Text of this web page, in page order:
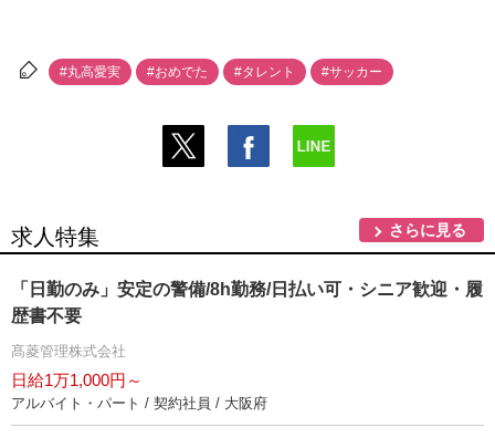
#丸高愛実 #おめでた #タレント #サッカー
求人特集 さらに見る
「日勤のみ」安定の警備/8h勤務/日払い可・シニア歓迎・履
歴書不要
髙菱管理株式会社
日給1万1,000円～
アルバイト・パート / 契約社員 / 大阪府